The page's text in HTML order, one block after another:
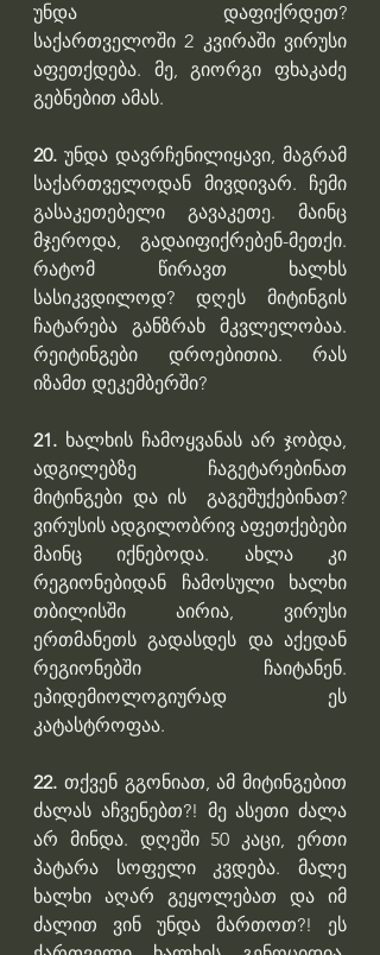
უნდა დაფიქრდეთ?
საქართველოში 2 კვირაში ვირუსი
აფეთქდება. მე, გიორგი ფხაკაძე
გებნებით ამას.
20. უნდა დავრჩენილიყავი, მაგრამ
საქართველოდან მივდივარ. ჩემი
გასაკეთებელი გავაკეთე. მაინც
მჯეროდა, გადაიფიქრებენ-მეთქი.
რატომ წირავთ ხალხს
სასიკვდილოდ? დღეს მიტინგის
ჩატარება განზრახ მკვლელობაა.
რეიტინგები დროებითია. რას
იზამთ დეკემბერში?
21. ხალხის ჩამოყვანას არ ჯობდა,
ადგილებზე ჩაგეტარებინათ
მიტინგები და ის  გაგეშუქებინათ?
ვირუსის ადგილობრივ აფეთქებები
მაინც იქნებოდა. ახლა კი
რეგიონებიდან ჩამოსული ხალხი
თბილისში აირია, ვირუსი
ერთმანეთს გადასდეს და აქედან
რეგიონებში ჩაიტანენ.
ეპიდემიოლოგიურად ეს
კატასტროფაა.
22. თქვენ გგონიათ, ამ მიტინგებით
ძალას აჩვენებთ?! მე ასეთი ძალა
არ მინდა. დღეში 50 კაცი, ერთი
პატარა სოფელი კვდება. მალე
ხალხი აღარ გეყოლებათ და იმ
ძალით ვინ უნდა მართოთ?! ეს